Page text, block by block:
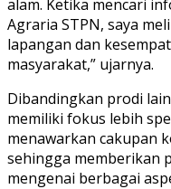
alam. Ketika mencari
Agraria STPN, saya
lapangan dan
masyarakat,” ujarnya.
Dibandingkan prodi
memiliki fokus lebih
menawarkan cakupan
sehingga memberikan
mengenai berbagai